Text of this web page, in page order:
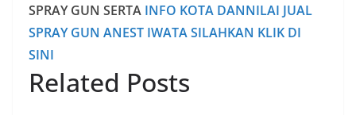
SPRAY GUN SERTA INFO KOTA DANNILAI JUAL
SPRAY GUN ANEST IWATA SILAHKAN KLIK DI
SINI
Related Posts